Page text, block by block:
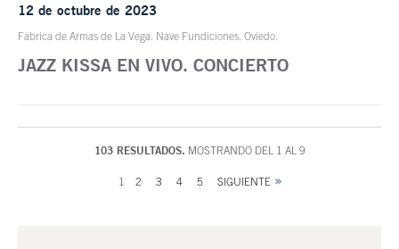
12 de octubre de 2023
Fábrica de Armas de La Vega. Nave Fundiciones. Oviedo.
JAZZ KISSA EN VIVO. CONCIERTO
103 RESULTADOS. MOSTRANDO DEL 1 AL 9
1 2 3 4 5 SIGUIENTE